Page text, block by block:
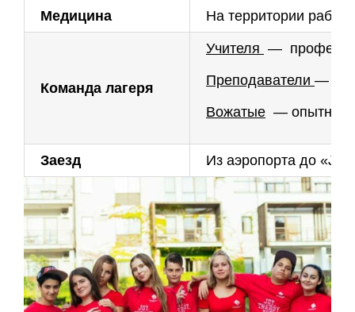
Медицина На территории
Команда лагеря
Учителя —
Преподаватели —
Вожатые — опытные
Заезд Из аэропорта до